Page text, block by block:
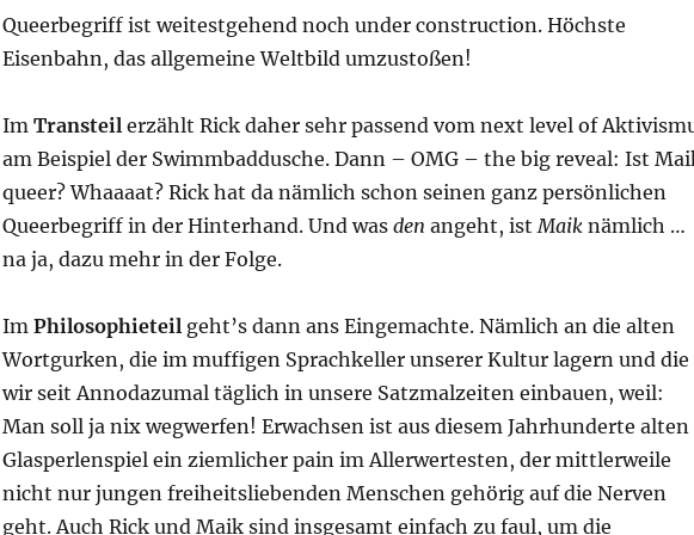
Queerbegriff ist weitestgehend noch under construction. Höchste
Eisenbahn, das allgemeine Weltbild umzustoßen!
Im Transteil erzählt Rick daher sehr passend vom next level of
am Beispiel der Swimmbaddusche. Dann – OMG – the big reveal: Ist
queer? Whaaaat? Rick hat da nämlich schon seinen ganz persönlichen
Queerbegriff in der Hinterhand. Und was den angeht, ist Maiknämlich …
na ja, dazu mehr in der Folge.
Im Philosophieteil geht’s dann ans Eingemachte. Nämlich an die alten
Wortgurken, die im muffigen Sprachkeller unserer Kultur lagern und die
wir seit Annodazumal täglich in unsere Satzmalzeiten einbauen, weil:
Man soll ja nix wegwerfen! Erwachsen ist aus diesem Jahrhunderte alten
Glasperlenspiel ein ziemlicher pain im Allerwertesten, der mittlerweile
nicht nur jungen freiheitsliebenden Menschen gehörig auf die Nerven
geht. Auch Rick und Maik sind insgesamt einfach zu faul, um die